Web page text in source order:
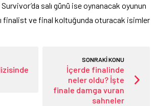
salı günü ise oynanacak oyunun
finalist ve final koltuğunda oturacak isimler
SONRAKİ KONU
İçerde finalinde
neler oldu? İşte
finale damga vuran
sahneler